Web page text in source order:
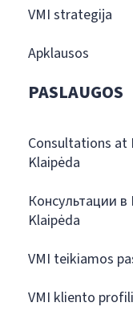
VMI strategija
Apklausos
PASLAUGOS
Consultations at
Klaipėda
Консультации
Klaipėda
VMI teikiamos
VMI kliento